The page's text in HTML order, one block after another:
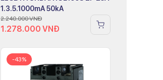
1.3.5.1000mA 50kA
2.240.000VNĐ
1.278.000 VNĐ
-43%